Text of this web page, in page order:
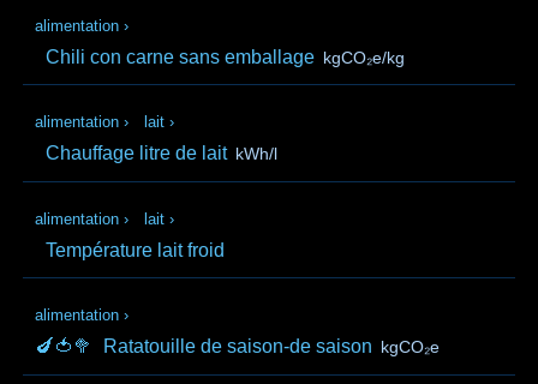
alimentation ›
Chili con carne sans emballage kgCO₂e/kg
alimentation › lait ›
Chauffage litre de lait kWh/l
alimentation › lait ›
Température lait froid
alimentation ›
🍆🍅🥦 Ratatouille de saison-de saison kgCO₂e